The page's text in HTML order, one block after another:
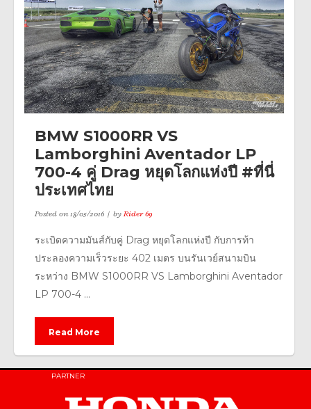
BMW S1000RR VS
Lamborghini Aventador LP
700-4 คู่ Drag หยุดโลกแห่งปี #ที่นี่
ประเทศไทย
Posted on18/05/2016 byRider 69
ระเบิดความมันส์กับคู่ Drag หยุดโลกแห่งปี กับการท้า
ประลองความเร็วระยะ 402 เมตร บนรันเวย์สนามบิน
ระหว่าง BMW S1000RR VS Lamborghini Aventador
LP 700-4 ...
Read More
PARTNER